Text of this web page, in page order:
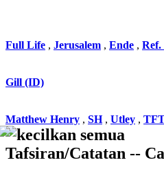
Full Life , Jerusalem , Ende ,
Gill (ID)
Matthew Henry , SH, Utley ,
kecilkan semua
Tafsiran/Catatan --